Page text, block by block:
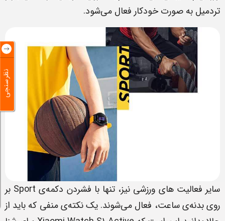
تردمیل به صورت خودکار فعال می‌شود.
سایر فعالیت های ورزشی نیز، تنها با فشردن دکمه‌ی Sport بر
روی بدنه‌ی ساعت، فعال می‌شوند. یک نکته‌ی منفی که باید از
نظرسنجی